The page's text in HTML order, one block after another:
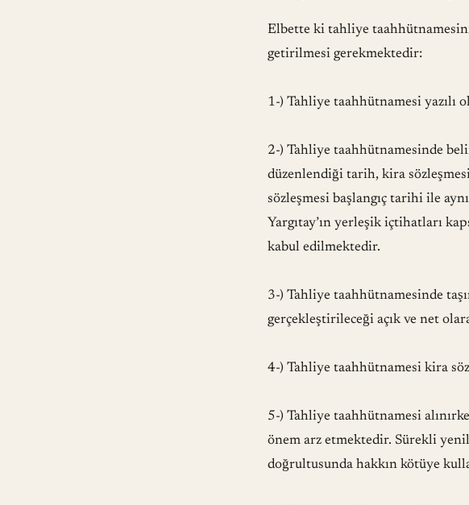
Elbette ki tahliye
getirilmesi gerekmektedir:
1-) Tahliye taahhütnamesi yazılı
2-) Tahliye taahhütnamesinde
düzenlendiği tarih, kira
sözleşmesi başlangıç tarihi ile
Yargıtay’ın yerleşik içtihatları
kabul edilmektedir.
3-) Tahliye taahhütnamesinde
gerçekleştirileceği açık ve net
4-) Tahliye taahhütnamesi kira
5-) Tahliye taahhütnamesi
önem arz etmektedir. Sürekli
doğrultusunda hakkın kötüye